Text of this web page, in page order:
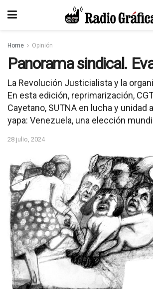
Home Opinión
Panorama sindical.
La Revolución Justicialista y la
En esta edición, reprimarización,
Cayetano, SUTNA en lucha y unidad
yapa: Venezuela, una elección
28 julio, 2024